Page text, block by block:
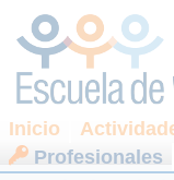
Inicio
Profesionales